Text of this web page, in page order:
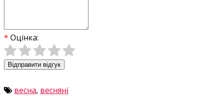
Оцінка:
Відправити відгук
весна, весняні